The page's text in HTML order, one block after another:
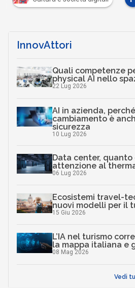
InnovAttori
Quali competenze
physical AI nello
22 Lug 2026
AI in azienda,
cambiamento è
sicurezza
10 Lug 2026
Data center, quanto
attenzione al
06 Lug 2026
Ecosistemi travel-
nuovi modelli per il
15 Giu 2026
L’IA nel turismo
la mappa italiana e
08 Mag 2026
Vedi